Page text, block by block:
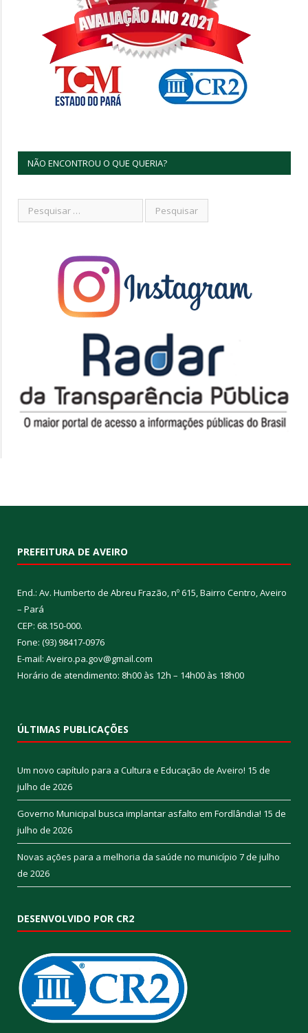
NÃO ENCONTROU O QUE QUERIA?
PREFEITURA DE AVEIRO
End.: Av. Humberto de Abreu Frazão, nº 615, Bairro Centro, Aveiro
– Pará
CEP: 68.150-000.
Fone: (93) 98417-0976
E-mail: Aveiro.pa.gov@gmail.com
Horário de atendimento: 8h00 às 12h – 14h00 às 18h00
ÚLTIMAS PUBLICAÇÕES
Um novo capítulo para a Cultura e Educação de Aveiro! 15 de
julho de 2026
Governo Municipal busca implantar asfalto em Fordlândia! 15 de
julho de 2026
Novas ações para a melhoria da saúde no município 7 de julho
de 2026
DESENVOLVIDO POR CR2